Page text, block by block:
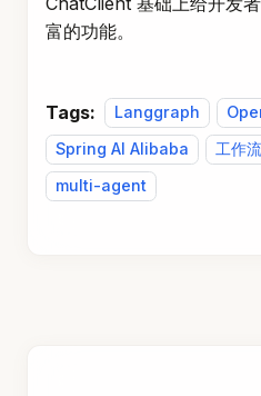
富的功能。
Tags: Langgraph
Spring AI Alibaba
工作流
multi-agent